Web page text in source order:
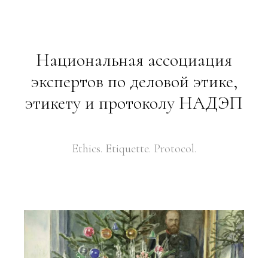
Национальная ассоциация
экспертов по деловой этике,
этикету и протоколу НАДЭП
Ethics. Etiquette. Protocol.